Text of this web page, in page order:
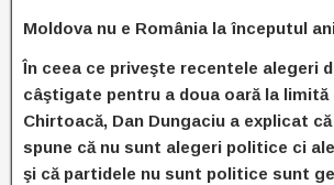
Moldova nu e România la începutul
În ceea ce priveşte recentele alegeri
câştigate pentru a doua oară la limită
Chirtoacă, Dan Dungaciu a explicat
spune că nu sunt alegeri politice ci
şi că partidele nu sunt politice sunt